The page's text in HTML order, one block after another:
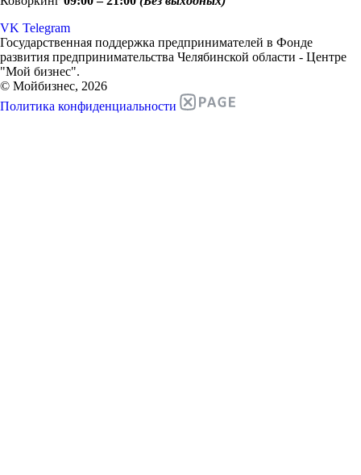
VK Telegram
Государственная поддержка предпринимателей в Фонде
развития предпринимательства Челябинской области - Центре
"Мой бизнес".
© Мойбизнес, 2026
Политика конфиденциальности